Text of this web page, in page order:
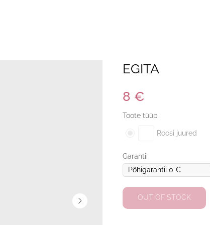
EGITA
8 €
Toote tüüp
Roosi juured
Garantii
OUT OF STOCK